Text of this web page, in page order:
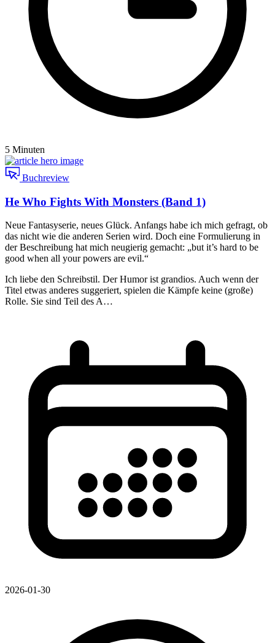
5 Minuten
Buchreview
He Who Fights With Monsters (Band 1)
Neue Fantasyserie, neues Glück. Anfangs habe ich mich gefragt, ob
das nicht wie die anderen Serien wird. Doch eine Formulierung in
der Beschreibung hat mich neugierig gemacht: „but it’s hard to be
good when all your powers are evil.“
Ich liebe den Schreibstil. Der Humor ist grandios. Auch wenn der
Titel etwas anderes suggeriert, spielen die Kämpfe keine (große)
Rolle. Sie sind Teil des A…
2026-01-30